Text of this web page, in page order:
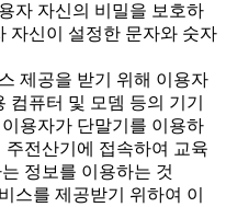
자 자신의 비밀을 보호하
자신이 설정한 문자와 숫자
제공을 받기 위해 이용자
컴퓨터 및 모뎀 등의 기기
용자가 단말기를 이용하
주전산기에 접속하여 교육
정보를 이용하는 것
스를 제공받기 위하여 이